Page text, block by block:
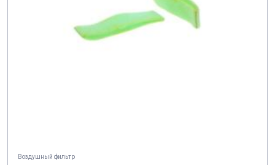
Воздушный фильтр